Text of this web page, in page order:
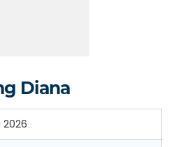
Diana
2026